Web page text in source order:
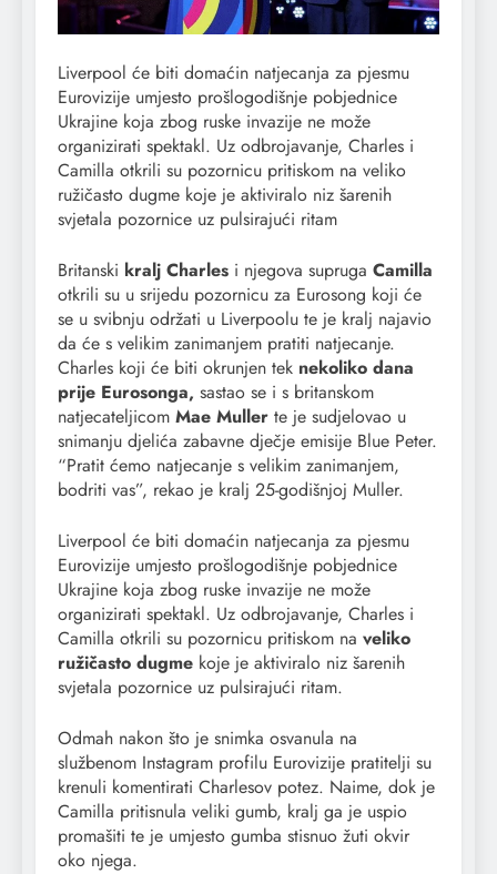
Liverpool će biti domaćin natjecanja za pjesmu
Eurovizije umjesto prošlogodišnje pobjednice
Ukrajine koja zbog ruske invazije ne može
organizirati spektakl. Uz odbrojavanje, Charles i
Camilla otkrili su pozornicu pritiskom na veliko
ružičasto dugme koje je aktiviralo niz šarenih
svjetala pozornice uz pulsirajući ritam
Britanski kralj Charles i njegova supruga Camilla
otkrili su u srijedu pozornicu za Eurosong koji će
se u svibnju održati u Liverpoolu te je kralj najavio
da će s velikim zanimanjem pratiti natjecanje.
Charles koji će biti okrunjen tek nekoliko dana
prije Eurosonga, sastao se i s britanskom
natjecateljicom Mae Muller te je sudjelovao u
snimanju djelića zabavne dječje emisije Blue Peter.
“Pratit ćemo natjecanje s velikim zanimanjem,
bodriti vas”, rekao je kralj 25-godišnjoj Muller.
Liverpool će biti domaćin natjecanja za pjesmu
Eurovizije umjesto prošlogodišnje pobjednice
Ukrajine koja zbog ruske invazije ne može
organizirati spektakl. Uz odbrojavanje, Charles i
Camilla otkrili su pozornicu pritiskom na veliko
ružičasto dugme koje je aktiviralo niz šarenih
svjetala pozornice uz pulsirajući ritam.
Odmah nakon što je snimka osvanula na
službenom Instagram profilu Eurovizije pratitelji su
krenuli komentirati Charlesov potez. Naime, dok je
Camilla pritisnula veliki gumb, kralj ga je uspio
promašiti te je umjesto gumba stisnuo žuti okvir
oko njega.